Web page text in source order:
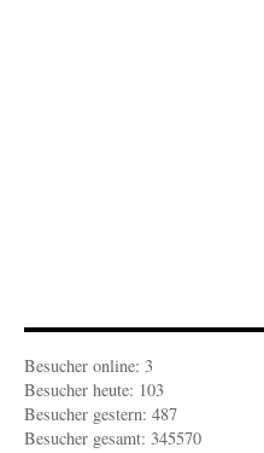
Besucher online: 3
Besucher heute: 103
Besucher gestern: 487
Besucher gesamt: 345570